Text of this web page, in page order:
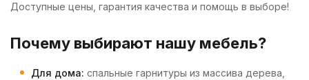
Доступные цены, гарантия качества и помощь в выборе!
Почему выбирают нашу мебель?
Для дома: спальные гарнитуры из массива дерева,